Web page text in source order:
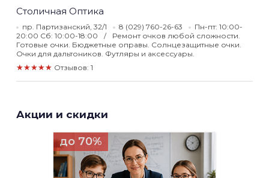
Столичная Оптика
пр. Партизанский, 32/1 8 (029) 760-26-63
Пн-пт: 10:00-
20:00 Сб: 10:00-18:00
Ремонт очков любой сложности.
Готовые очки. Бюджетные оправы. Солнцезащитные очки.
Очки для дальтоников. Футляры и аксессуары.
★★★★★ Отзывов: 1
Акции и скидки
до 70%